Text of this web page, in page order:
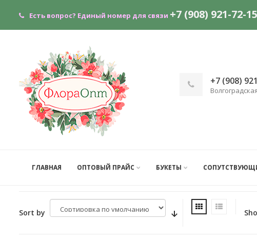
Есть вопрос? Единый номер для связи +7 (908) 921-72-15
+7 (908)
ГЛАВНАЯ ОПТОВЫЙ ПРАЙС БУКЕТЫ
Sort by